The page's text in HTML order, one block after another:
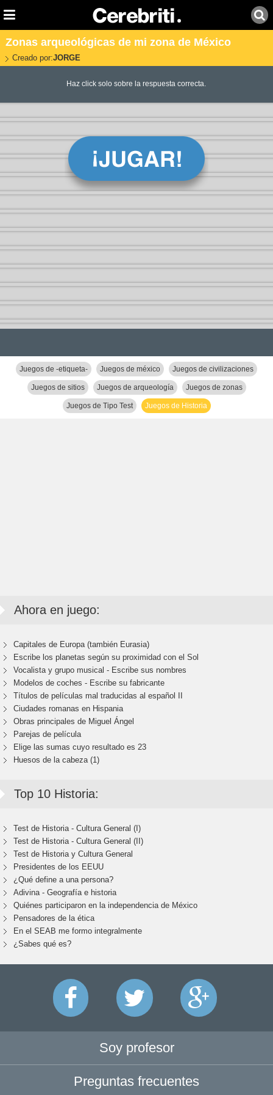
Zonas arqueológicas de mi zona de México
Creado por:JORGE
Haz click solo sobre la respuesta correcta.
Juegos de -etiqueta- Juegos de méxico Juegos de civilizaciones
Juegos de sitios Juegos de arqueología Juegos de zonas
Juegos de Tipo Test Juegos de Historia
Ahora en juego:
Capitales de Europa (también Eurasia)
Escribe los planetas según su proximidad con el Sol
Vocalista y grupo musical - Escribe sus nombres
Modelos de coches - Escribe su fabricante
Títulos de películas mal traducidas al español II
Ciudades romanas en Hispania
Obras principales de Miguel Ángel
Parejas de película
Elige las sumas cuyo resultado es 23
Huesos de la cabeza (1)
Top 10 Historia:
Test de Historia - Cultura General (I)
Test de Historia - Cultura General (II)
Test de Historia y Cultura General
Presidentes de los EEUU
¿Qué define a una persona?
Adivina - Geografía e historia
Quiénes participaron en la independencia de México
Pensadores de la ética
En el SEAB me formo integralmente
¿Sabes qué es?
Soy profesor
Preguntas frecuentes